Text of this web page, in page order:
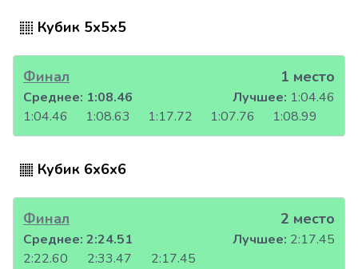
Кубик 5x5x5
Финал 1 место
1:04.46 1:08.63 1:17.72 1:07.76 1:08.99
Среднее: 1:08.46 Лучшее: 1:04.46
Кубик 6x6x6
Финал 2 место
2:22.60 2:33.47 2:17.45
Среднее: 2:24.51 Лучшее: 2:17.45